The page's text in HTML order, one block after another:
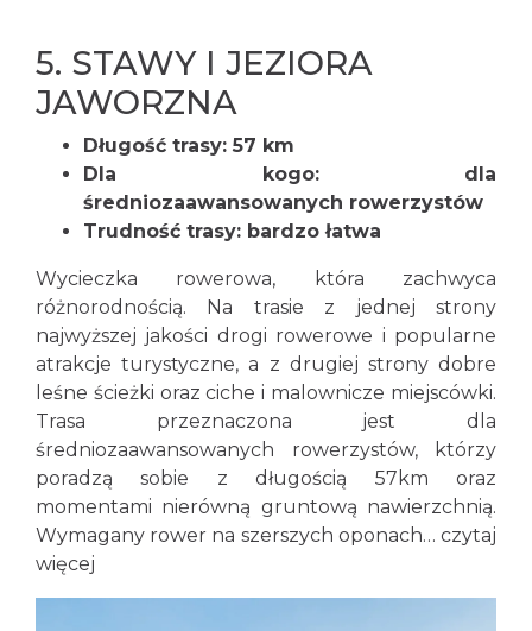
5. STAWY I JEZIORA
JAWORZNA
Długość trasy: 57 km
Dla kogo: dla
średniozaawansowanych rowerzystów
Trudność trasy: bardzo łatwa
Wycieczka rowerowa, która zachwyca
różnorodnością. Na trasie z jednej strony
najwyższej jakości drogi rowerowe i popularne
atrakcje turystyczne, a z drugiej strony dobre
leśne ścieżki oraz ciche i malownicze miejscówki.
Trasa przeznaczona jest dla
średniozaawansowanych rowerzystów, którzy
poradzą sobie z długością 57km oraz
momentami nierówną gruntową nawierzchnią.
Wymagany rower na szerszych oponach… czytaj
więcej